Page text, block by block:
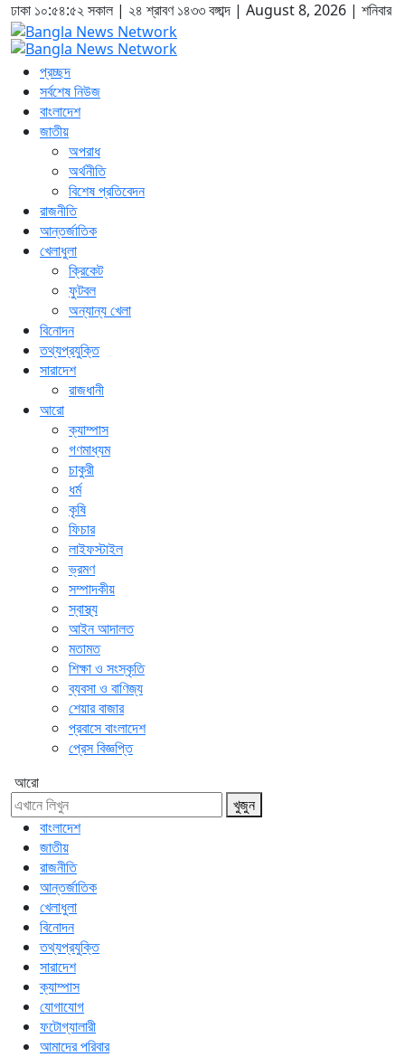
ঢাকা ১০:৫৪:৫৩ সকাল | ২৪ শ্রাবণ ১৪৩৩ বঙ্গাব্দ | August 8, 2026 | শনিবার
প্রচ্ছদ
সর্বশেষ নিউজ
বাংলাদেশ
জাতীয়
অপরাধ
অর্থনীতি
বিশেষ প্রতিবেদন
রাজনীতি
আন্তর্জাতিক
খেলাধুলা
ক্রিকেট
ফুটবল
অন্যান্য খেলা
বিনোদন
তথ্যপ্রযুক্তি
সারাদেশ
রাজধানী
আরো
ক্যাম্পাস
গণমাধ্যম
চাকুরী
ধর্ম
কৃষি
ফিচার
লাইফস্টাইল
ভ্রমণ
সম্পাদকীয়
স্বাস্থ্য
আইন আদালত
মতামত
শিক্ষা ও সংস্কৃতি
ব্যবসা ও বাণিজ্য
শেয়ার বাজার
প্রবাসে বাংলাদেশ
প্রেস বিজ্ঞপ্তি
আরো
খুজুন
বাংলাদেশ
জাতীয়
রাজনীতি
আন্তর্জাতিক
খেলাধুলা
বিনোদন
তথ্যপ্রযুক্তি
সারাদেশ
ক্যাম্পাস
যোগাযোগ
ফটোগ্যালারী
আমাদের পরিবার